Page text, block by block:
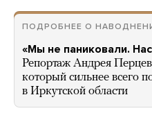
ПОДРОБНЕЕ О
«Мы не паниковали.
Репортаж Андрея
который сильнее всего
в Иркутской области